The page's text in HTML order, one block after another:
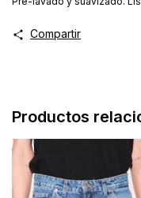
Compartir
Productos